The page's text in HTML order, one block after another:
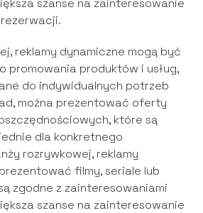
szanse na zainteresowanie
reklamy dynamiczne mogą być
promowania produktów i usług,
do indywidualnych potrzeb
można prezentować oferty
które są
dla konkretnego
rozrywkowej, reklamy
filmy, seriale lub
zgodne z zainteresowaniami
szanse na zainteresowanie